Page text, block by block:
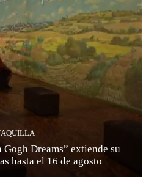
Dreams” extiende su
hasta el 16 de agosto